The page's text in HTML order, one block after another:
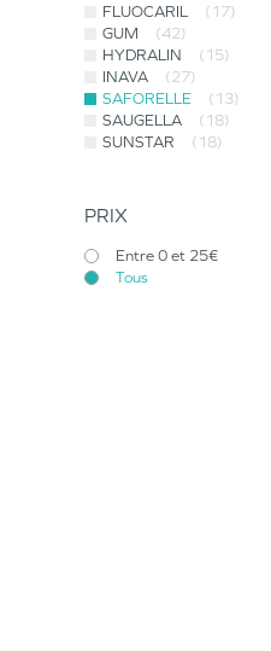
FLUOCARIL
(17)
GUM
(42)
HYDRALIN
(15)
INAVA
(27)
SAFORELLE
(13)
SAUGELLA
(18)
SUNSTAR
(18)
PRIX
Entre 0 et 25€
Tous